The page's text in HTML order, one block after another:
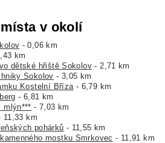
v okolí
- 0,06 km
km
dětské hřiště Sokolov - 2,71 km
Sokolov - 3,05 km
Kostelní Bříza - 6,79 km
- 6,81 km
mlýn*** - 7,03 km
11,33 km
pohárků - 11,55 km
mostku Smrkovec - 11,91 km